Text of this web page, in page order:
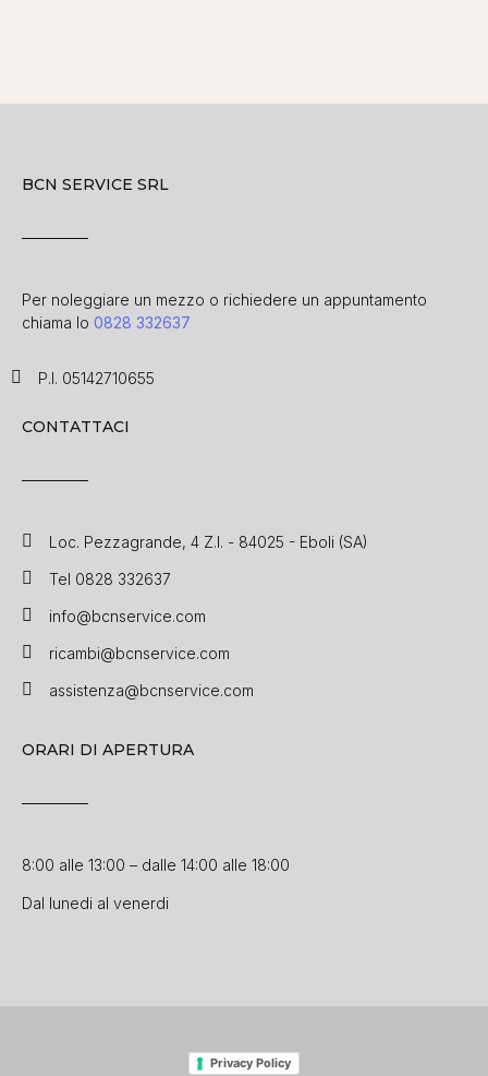
BCN SERVICE SRL
Per noleggiare un mezzo o richiedere un appuntamento
chiama lo 0828 332637
P.I. 05142710655
CONTATTACI
Loc. Pezzagrande, 4 Z.I. - 84025 - Eboli (SA)
Tel 0828 332637
info@bcnservice.com
ricambi@bcnservice.com
assistenza@bcnservice.com
ORARI DI APERTURA
8:00 alle 13:00 – dalle 14:00 alle 18:00
Dal lunedi al venerdi
Privacy Policy